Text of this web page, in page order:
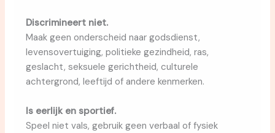
Discrimineert niet.
Maak geen onderscheid naar godsdienst,
levensovertuiging, politieke gezindheid, ras,
geslacht, seksuele gerichtheid, culturele
achtergrond, leeftijd of andere kenmerken.
Is eerlijk en sportief.
Speel niet vals, gebruik geen verbaal of fysiek